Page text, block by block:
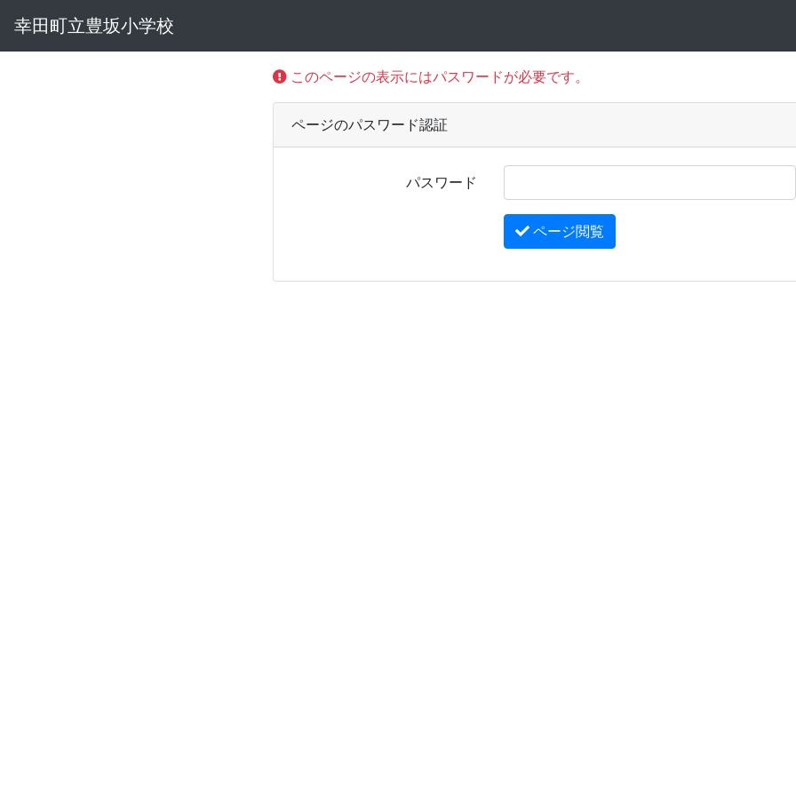
幸田町立豊坂小学校
このページの表示にはパスワードが必要です。
ページのパスワード認証
パスワード
ページ閲覧